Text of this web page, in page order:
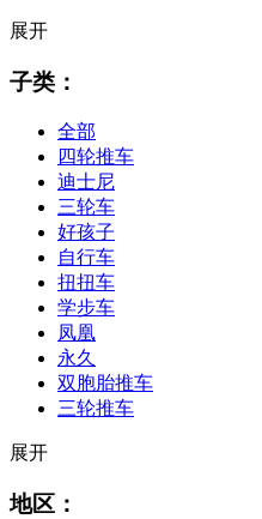
展开
子类：
全部
四轮推车
迪士尼
三轮车
好孩子
自行车
扭扭车
学步车
凤凰
永久
双胞胎推车
三轮推车
展开
地区：